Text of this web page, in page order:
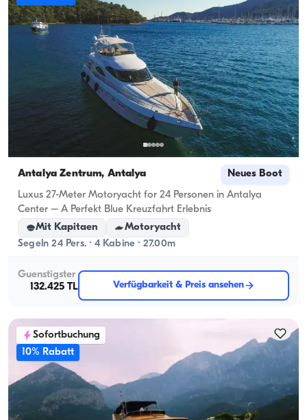
Antalya Zentrum, Antalya Neues Boot
Luxus 27-Meter Motoryacht for 24 Personen in Antalya
Center – A Perfekt Blue Kreuzfahrt Erlebnis
Mit Kapitaen
Motoryacht
Segeln 24 Pers. · 4 Kabine · 27.00m
Guenstigster
132.425 TL
Verfügbarkeit & Preis ansehen
Sofortbuchung
10% Rabatt